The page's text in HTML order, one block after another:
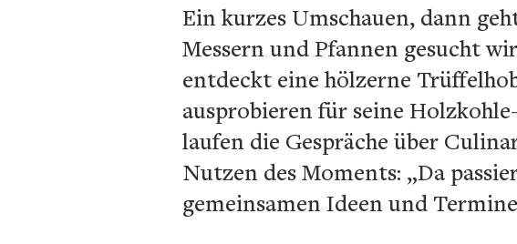
Ein kurzes Umschauen, dann
Messern und Pfannen gesucht
entdeckt eine hölzerne
ausprobieren für seine
laufen die Gespräche über
Nutzen des Moments: „Da
gemeinsamen Ideen und